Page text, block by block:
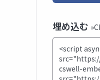
埋め込む